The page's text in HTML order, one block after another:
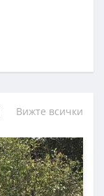
Вижте всички